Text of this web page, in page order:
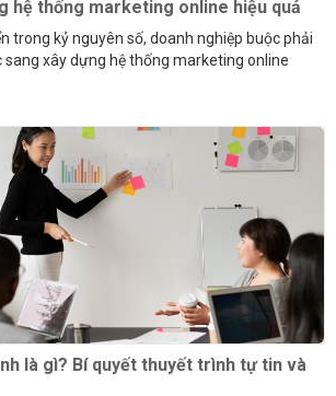
hệ thống marketing online hiệu quả
trong kỷ nguyên số, doanh nghiệp buộc phải
sang xây dựng hệ thống marketing online
là gì? Bí quyết thuyết trình tự tin và